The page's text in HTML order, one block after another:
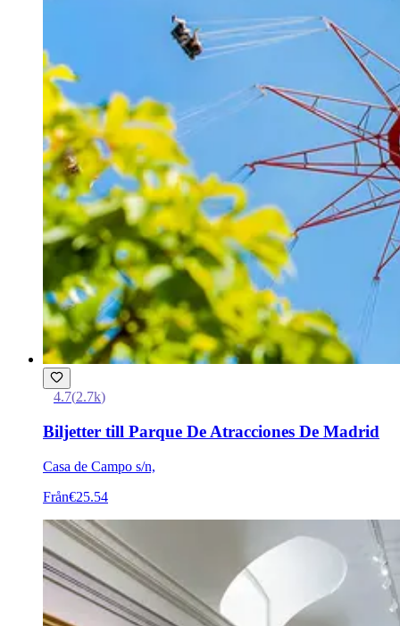
4.7(2.7k)
Biljetter till Parque De Atracciones De Madrid
Casa de Campo s/n,
Från€25.54